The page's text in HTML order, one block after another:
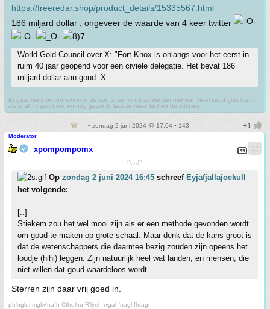
https://freeredar.shop/product_details/15335567.html
186 miljard dollar , ongeveer de waarde van 4 keer twitter
World Gold Council over X: "Fort Knox is onlangs voor het eerst in
ruim 40 jaar geopend voor een civiele delegatie. Het bevat 186
miljard dollar aan goud: X
Er gaat niets boven lekker in de zon zitten in de achtertuin met een heel koud glas bier ,
als je al 75 jaar bent en nog gezond, laat ze maar lachen de sukkels
• zondag 2 juni 2024 @ 17:04 • 143
Moderator
xpompompomx
^(;,;)^
Op zondag 2 juni 2024 16:45 schreef Eyjafjallajoekull
het volgende:
[..]
Stiekem zou het wel mooi zijn als er een methode gevonden wordt
om goud te maken op grote schaal. Maar denk dat de kans groot is
dat de wetenschappers die daarmee bezig zouden zijn opeens het
loodje (hihi) leggen. Zijn natuurlijk heel wat landen, en mensen, die
niet willen dat goud waardeloos wordt.
Sterren zijn daar vrij goed in.
ph'nglui mglw'nafh Cthulhu R'lyeh wgah'nagl fhtagn